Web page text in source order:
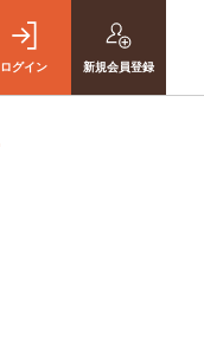
ログイン 新規会員登録